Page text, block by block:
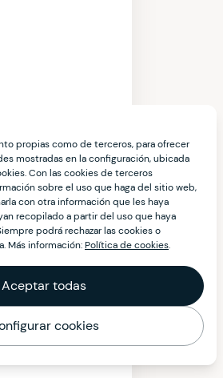
propias como de terceros, para ofrecer
mostradas en la configuración, ubicada
Con las cookies de terceros
sobre el uso que haga del sitio web,
con otra información que les haya
recopilado a partir del uso que haya
podrá rechazar las cookies o
Más información:Política de cookies.
Aceptar todas
cookies